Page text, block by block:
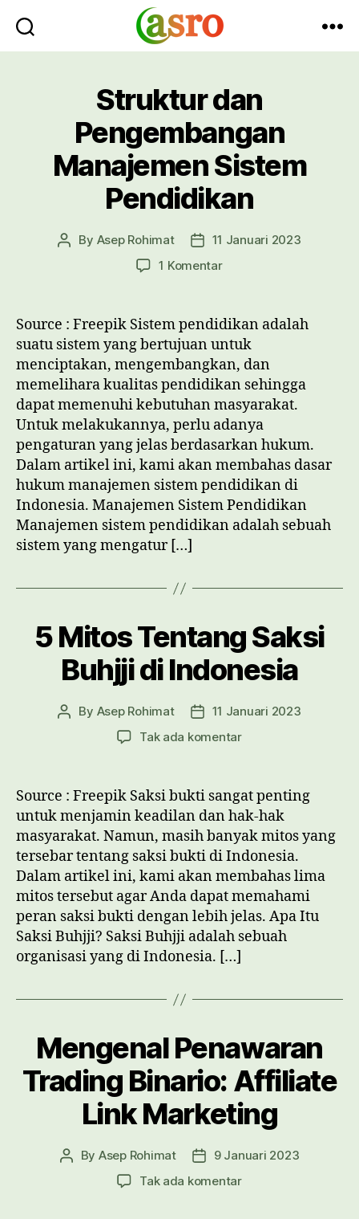
Asro
Blog
Struktur dan
Pengembangan
Manajemen Sistem
Pendidikan
Post
By Asep Rohimat
Post
date
11 Januari 2023
1 Komentarpada
Pengembangan
Manajemen
Sistem
Pendidikan
Source : Freepik Sistem pendidikan adalah
suatu sistem yang bertujuan untuk
menciptakan, mengembangkan, dan
memelihara kualitas pendidikan sehingga
dapat memenuhi kebutuhan masyarakat.
Untuk melakukannya, perlu adanya
pengaturan yang jelas berdasarkan hukum.
Dalam artikel ini, kami akan membahas dasar
hukum manajemen sistem pendidikan di
Indonesia. Manajemen Sistem Pendidikan
Manajemen sistem pendidikan adalah sebuah
sistem yang mengatur […]
5 Mitos Tentang Saksi
Buhjji di Indonesia
Post
By Asep Rohimat
Post11 Januari 2023
Tak ada komentarpada
Tentang
Saksi
Buhjji
di
Indonesia
Source : Freepik Saksi bukti sangat penting
untuk menjamin keadilan dan hak-hak
masyarakat. Namun, masih banyak mitos yang
tersebar tentang saksi bukti di Indonesia.
Dalam artikel ini, kami akan membahas lima
mitos tersebut agar Anda dapat memahami
peran saksi bukti dengan lebih jelas. Apa Itu
Saksi Buhjji? Saksi Buhjji adalah sebuah
organisasi yang di Indonesia. […]
Mengenal Penawaran
Trading Binario: Affiliate
Link Marketing
Post
By Asep Rohimat
Post9 Januari 2023
Tak ada komentarpada